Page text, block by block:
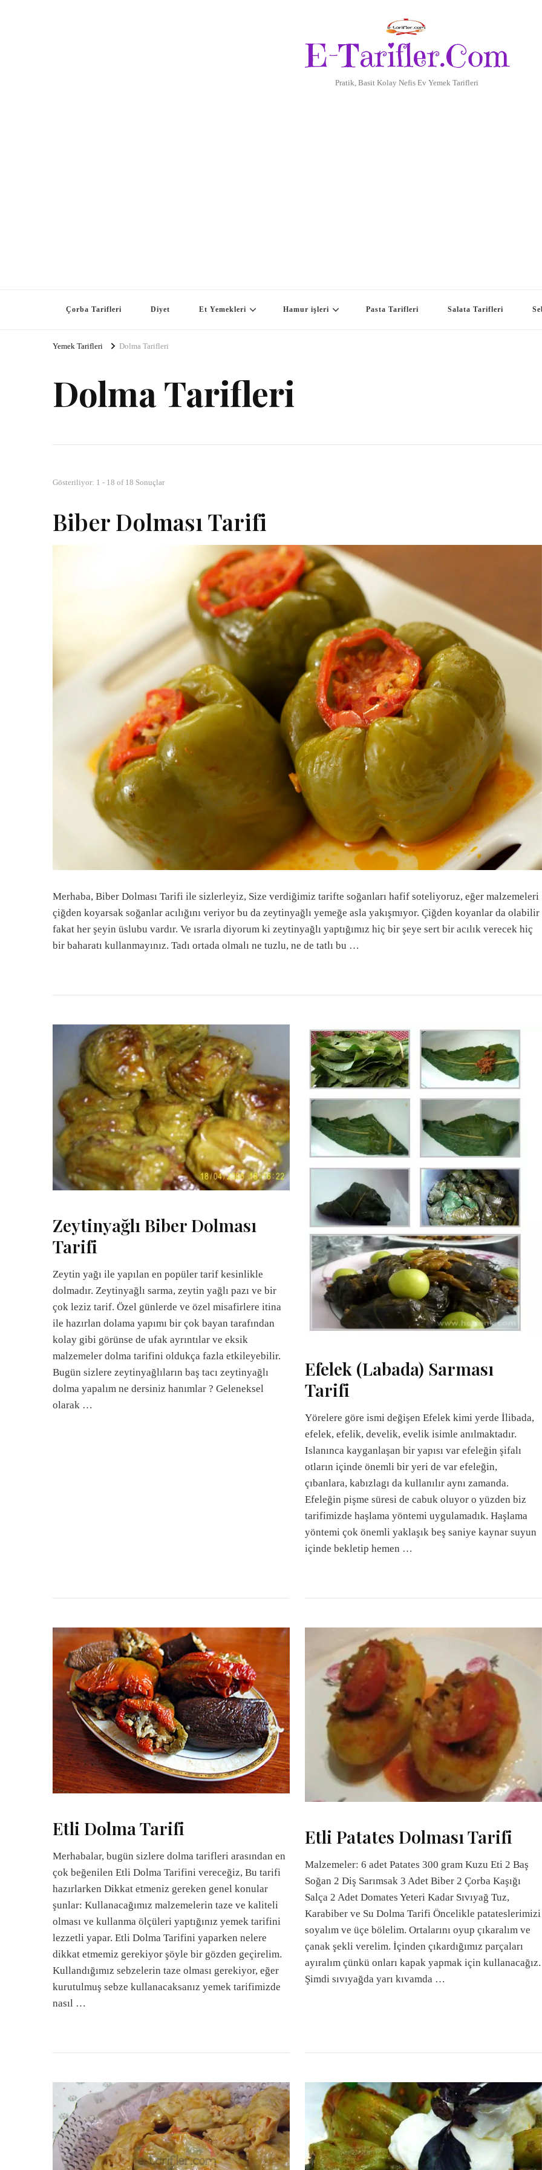
E-Tarifler.Com
Pratik, Basit Kolay Nefis Ev Yemek Tarifleri
Çorba Tarifleri Diyet Et Yemekleri Hamur işleri Pasta Tarifleri Salata Tarifleri
Yemek Tarifleri Dolma Tarifleri
Dolma Tarifleri
Gösteriliyor: 1 - 18 of 18 Sonuçlar
Biber Dolması Tarifi
Merhaba, Biber Dolması Tarifi ile sizlerleyiz, Size verdiğimiz tarifte soğanları hafif soteliyoruz, eğer malzemeleri
çiğden koyarsak soğanlar acılığını veriyor bu da zeytinyağlı yemeğe asla yakışmıyor. Çiğden koyanlar da olabilir
fakat her şeyin üslubu vardır. Ve ısrarla diyorum ki zeytinyağlı yaptığımız hiç bir şeye sert bir acılık verecek hiç
bir baharatı kullanmayınız. Tadı ortada olmalı ne tuzlu, ne de tatlı bu …
Zeytinyağlı Biber Dolması
Tarifi
Zeytin yağı ile yapılan en popüler tarif kesinlikle
dolmadır. Zeytinyağlı sarma, zeytin yağlı pazı ve bir
çok leziz tarif. Özel günlerde ve özel misafirlere itina
ile hazırlan dolama yapımı bir çok bayan tarafından
kolay gibi görünse de ufak ayrıntılar ve eksik
malzemeler dolma tarifini oldukça fazla etkileyebilir.
Bugün sizlere zeytinyağlıların baş tacı zeytinyağlı
dolma yapalım ne dersiniz hanımlar ? Geleneksel
olarak …
Efelek (Labada) Sarması
Tarifi
Yörelere göre ismi değişen Efelek kimi yerde İlibada,
efelek, efelik, develik, evelik isimle anılmaktadır.
Islanınca kayganlaşan bir yapısı var efeleğin şifalı
otların içinde önemli bir yeri de var efeleğin,
çıbanlara, kabızlagı da kullanılır aynı zamanda.
Efeleğin pişme süresi de cabuk oluyor o yüzden biz
tarifimizde haşlama yöntemi uygulamadık. Haşlama
yöntemi çok önemli yaklaşık beş saniye kaynar suyun
içinde bekletip hemen …
Etli Dolma Tarifi
Merhabalar, bugün sizlere dolma tarifleri arasından en
çok beğenilen Etli Dolma Tarifini vereceğiz, Bu tarifi
hazırlarken Dikkat etmeniz gereken genel konular
şunlar: Kullanacağımız malzemelerin taze ve kaliteli
olması ve kullanma ölçüleri yaptığınız yemek tarifini
lezzetli yapar. Etli Dolma Tarifini yaparken nelere
dikkat etmemiz gerekiyor şöyle bir gözden geçirelim.
Kullandığımız sebzelerin taze olması gerekiyor, eğer
kurutulmuş sebze kullanacaksanız yemek tarifimizde
nasıl …
Etli Patates Dolması Tarifi
Malzemeler: 6 adet Patates 300 gram Kuzu Eti 2 Baş
Soğan 2 Diş Sarımsak 3 Adet Biber 2 Çorba Kaşığı
Salça 2 Adet Domates Yeteri Kadar Sıvıyağ Tuz,
Karabiber ve Su Dolma Tarifi Öncelikle patateslerimizi
soyalım ve üçe bölelim. Ortalarını oyup çıkaralım ve
çanak şekli verelim. İçinden çıkardığımız parçaları
ayıralım çünkü onları kapak yapmak için kullanacağız.
Şimdi sıvıyağda yarı kıvamda …